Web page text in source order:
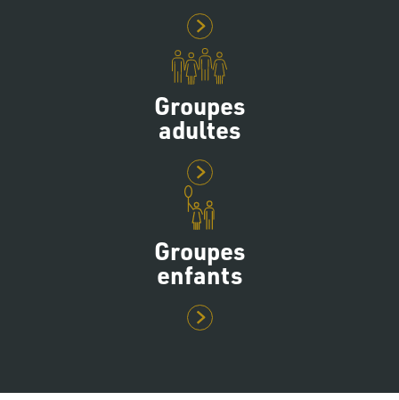
Groupes
adultes
Groupes
enfants